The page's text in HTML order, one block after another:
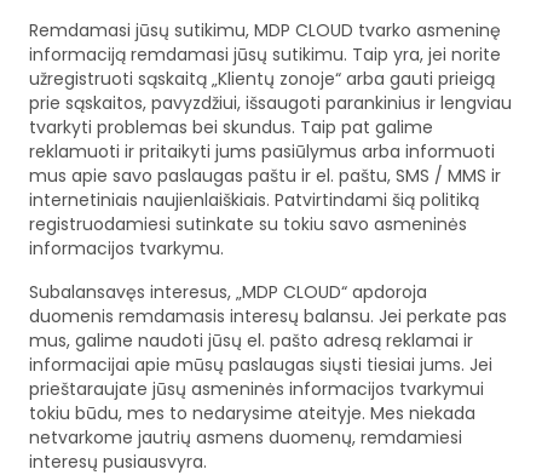
Remdamasi jūsų sutikimu, MDP CLOUD tvarko asmeninę
informaciją remdamasi jūsų sutikimu. Taip yra, jei norite
užregistruoti sąskaitą „Klientų zonoje“ arba gauti prieigą
prie sąskaitos, pavyzdžiui, išsaugoti parankinius ir lengviau
tvarkyti problemas bei skundus. Taip pat galime
reklamuoti ir pritaikyti jums pasiūlymus arba informuoti
mus apie savo paslaugas paštu ir el. paštu, SMS / MMS ir
internetiniais naujienlaiškiais. Patvirtindami šią politiką
registruodamiesi sutinkate su tokiu savo asmeninės
informacijos tvarkymu.
Subalansavęs interesus, „MDP CLOUD“ apdoroja
duomenis remdamasis interesų balansu. Jei perkate pas
mus, galime naudoti jūsų el. pašto adresą reklamai ir
informacijai apie mūsų paslaugas siųsti tiesiai jums. Jei
prieštaraujate jūsų asmeninės informacijos tvarkymui
tokiu būdu, mes to nedarysime ateityje. Mes niekada
netvarkome jautrių asmens duomenų, remdamiesi
interesų pusiausvyra.